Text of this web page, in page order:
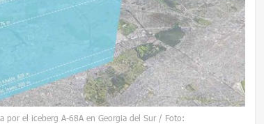
por el iceberg A-68A en Georgia del Sur / Foto: